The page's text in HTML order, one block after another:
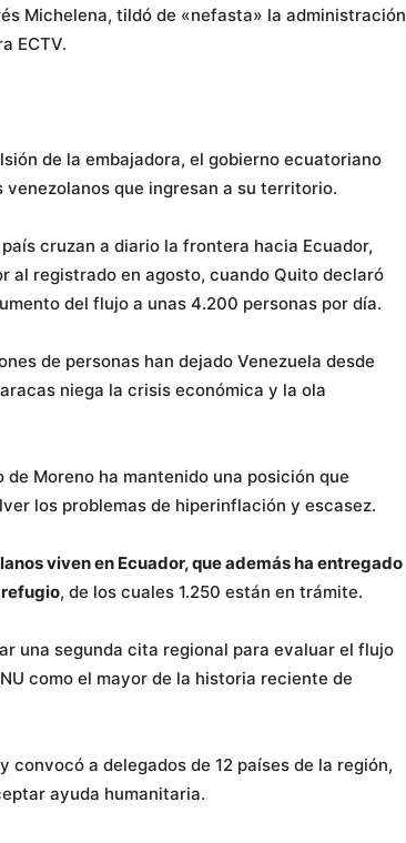
Michelena, tildó de «nefasta» la administración
ECTV.
de la embajadora, el gobierno ecuatoriano
que ingresan a su territorio.
cruzan a diario la frontera hacia Ecuador,
al registrado en agosto, cuando Quito declaró
del flujo a unas 4.200 personas por día.
de personas han dejado Venezuela desde
niega la crisis económica y la ola
Moreno ha mantenido una posición que
los problemas de hiperinflación y escasez.
viven en Ecuador, que además ha entregado
, de los cuales 1.250 están en trámite.
una segunda cita regional para evaluar el flujo
como el mayor de la historia reciente de
convocó a delegados de 12 países de la región,
ayuda humanitaria.